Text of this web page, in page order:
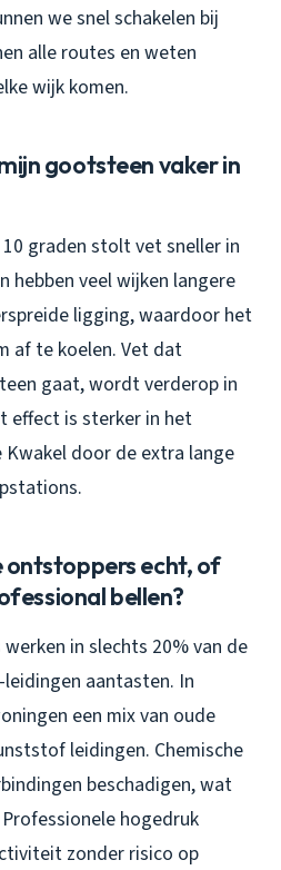
we snel schakelen bij
alle routes en weten
wijk komen.
gootsteen vaker in
graden stolt vet sneller in
hebben veel wijken langere
ligging, waardoor het
af te koelen. Vet dat
gaat, wordt verderop in
effect is sterker in het
Kwakel door de extra lange
ontstoppers echt, of
bellen?
in slechts 20% van de
leidingen aantasten. In
een mix van oude
leidingen. Chemische
beschadigen, wat
hogedruk
zonder risico op